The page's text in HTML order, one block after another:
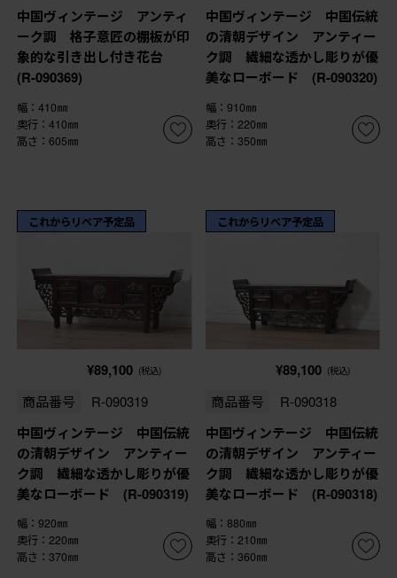
中国ヴィンテージ アンティ
ーク調 格子意匠の棚板が印
象的な引き出し付き花台
(R-090369)
幅：410㎜
奥行：410㎜
高さ：605㎜
中国ヴィンテージ 中国伝統
の清朝デザイン アンティー
ク調 繊細な透かし彫りが優
美なローボード (R-090320)
幅：910㎜
奥行：220㎜
高さ：350㎜
これからリペア予定品
¥89,100 (税込)
商品番号 R-090319
中国ヴィンテージ 中国伝統
の清朝デザイン アンティー
ク調 繊細な透かし彫りが優
美なローボード (R-090319)
幅：920㎜
奥行：220㎜
高さ：370㎜
これからリペア予定品
¥89,100 (税込)
商品番号 R-090318
中国ヴィンテージ 中国伝統
の清朝デザイン アンティー
ク調 繊細な透かし彫りが優
美なローボード (R-090318)
幅：880㎜
奥行：210㎜
高さ：360㎜